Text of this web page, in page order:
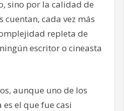
sino por la calidad de
cuentan, cada vez más
repleta de
escritor o cineasta
aunque uno de los
el que fue casi